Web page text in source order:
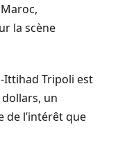
la scène
Ittihad Tripoli est
un
l’intérêt que